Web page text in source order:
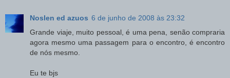
Noslen ed azuos 6 de junho de 2008 às 23:32
Grande viaje, muito pessoal, é uma pena, senão compraria
agora mesmo uma passagem para o encontro, é encontro
de nós mesmo.
Eu te bjs